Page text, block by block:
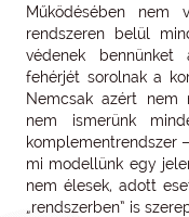
Működésében nem
rendszeren belül
védenek bennünket
fehérjét sorolnak a
Nemcsak azért nem
nem ismerünk
komplementrendszer
mi modellünk egy
nem élesek, adott
„rendszerben” is